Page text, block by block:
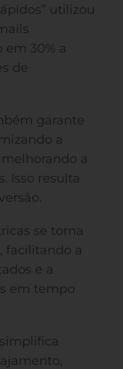
utilizou
30% a
de
garante
a
a
Isso resulta
se torna
facilitando a
e a
em tempo